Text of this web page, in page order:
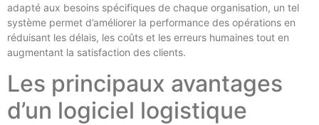
adapté aux besoins spécifiques de chaque organisation, un tel
système permet d’améliorer la performance des opérations en
réduisant les délais, les coûts et les erreurs humaines tout en
augmentant la satisfaction des clients.
Les principaux avantages
d’un logiciel logistique